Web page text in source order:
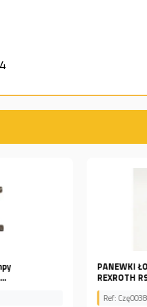
Kula do
A10VO74
Ref: